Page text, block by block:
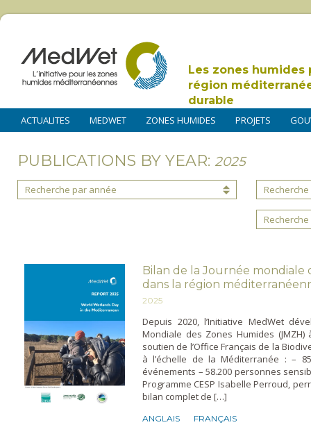
Les zones humides
région
durable
ACTUALITES MEDWET ZONES HUMIDES PROJETS
PUBLICATIONS BY YEAR: 2025
Recherche par année
Bilan de la Journée mondiale
dans la région
2025
Depuis 2020, l’Initiative MedWet
Mondiale des Zones Humides
soutien de l’Office Français de la
à l’échelle de la Méditerranée : –
événements – 58.200 personnes
Programme CESP Isabelle Perroud,
bilan complet de […]
ANGLAIS FRANÇAIS